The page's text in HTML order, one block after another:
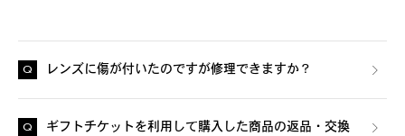
レンズに傷が付いたのですが修理できますか？
ギフトチケットを利用して購入した商品の返品・交換